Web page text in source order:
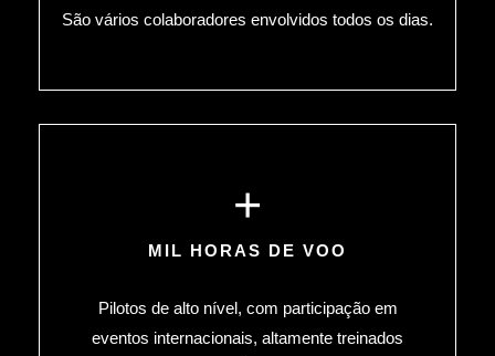
São vários colaboradores envolvidos todos os dias.
MIL HORAS DE VOO
+
Pilotos de alto nível, com participação em
eventos internacionais, altamente treinados